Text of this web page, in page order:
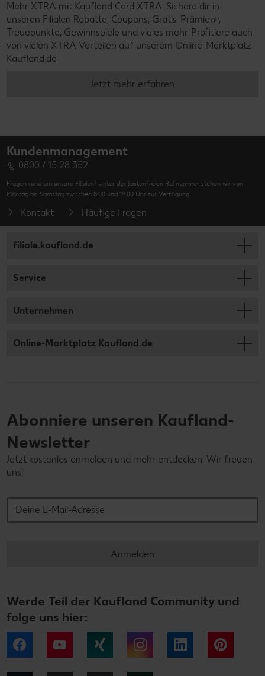
Mehr XTRA mit Kaufland Card XTRA: Sichere dir in
unseren Filialen Rabatte, Coupons, Gratis-Prämienᵖ,
Treuepunkte, Gewinnspiele und vieles mehr. Profitiere auch
von vielen XTRA Vorteilen auf unserem Online-Marktplatz
Kaufland.de
Jetzt mehr erfahren
Kundenmanagement
0800 / 15 28 352
Fragen rund um unsere Filialen? Unter der kostenfreien Rufnummer stehen wir von
Montag bis Samstag zwischen 8:00 und 19:00 Uhr zur Verfügung.
Kontakt Häufige Fragen
filiale.kaufland.de
Service
Unternehmen
Online-Marktplatz Kaufland.de
Abonniere unseren Kaufland-
Newsletter
Jetzt kostenlos anmelden und mehr entdecken. Wir freuen
uns!
Anmelden
Werde Teil der Kaufland Community und
folge uns hier:
Facebook YouTube Instagram LinkedIn